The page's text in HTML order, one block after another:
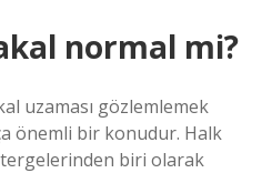
normal mi?
uzaması gözlemlemek
önemli bir konudur. Halk
biri olarak